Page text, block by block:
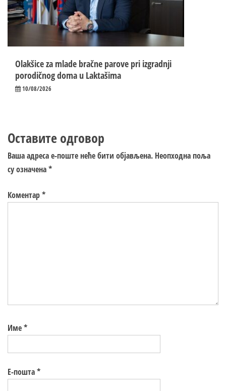
Olakšice za mlade bračne parove pri izgradnji
porodičnog doma u Laktašima
10/08/2026
Оставите одговор
Ваша адреса е-поште неће бити објављена. Неопходна поља
су означена*
Коментар*
Име*
Е-пошта*